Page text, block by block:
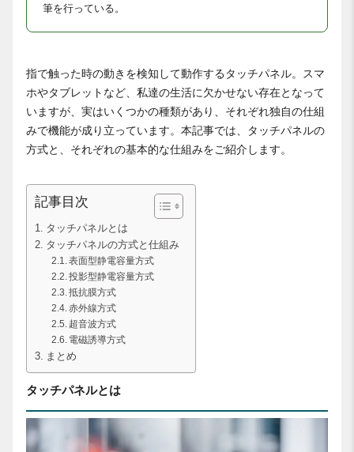
筆を行っている。
指で触った時の動きを検知して動作するタッチパネル。スマ
ホやタブレットなど、私達の生活に欠かせない存在となって
いますが、実はいくつかの種類があり、それぞれ独自の仕組
みで機能が成り立っています。本記事では、タッチパネルの
方式と、それぞれの基本的な仕組みをご紹介します。
記事目次
タッチパネルとは
タッチパネルの方式と仕組み
表面型静電容量方式
投影型静電容量方式
抵抗膜方式
赤外線方式
超音波方式
電磁誘導方式
まとめ
タッチパネルとは